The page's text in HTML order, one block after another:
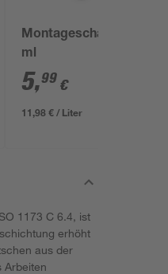
Montageschaum 500
ml
5,99 €
11,98 € / Liter
1173 C 6.4, ist
erhöht
aus der
Arbeiten